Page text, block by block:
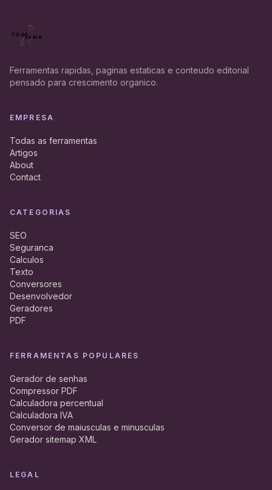
Ferramentas rapidas, paginas estaticas e conteudo editorial
pensado para crescimento organico.
EMPRESA
Todas as ferramentas
Artigos
About
Contact
CATEGORIAS
SEO
Seguranca
Calculos
Texto
Conversores
Desenvolvedor
Geradores
PDF
FERRAMENTAS POPULARES
Gerador de senhas
Compressor PDF
Calculadora percentual
Calculadora IVA
Conversor de maiusculas e minusculas
Gerador sitemap XML
LEGAL